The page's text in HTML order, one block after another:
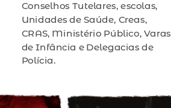
Conselhos Tutelares, escolas,
Unidades de Saúde, Creas,
CRAS, Ministério Público, Varas
de Infância e Delegacias de
Polícia.